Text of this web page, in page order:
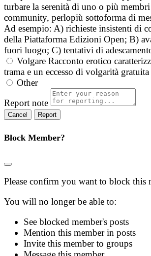
turbare la serenità di uno o più
community, perlopiù sottoforma di
Ad esempio: A) richieste insistenti di
della Piattaforma Edizioni Open; B)
fuori luogo; C) tentativi di
Volgare Racconto erotico
trama e un eccesso di volgarità
Other
Report note
Report
Block Member?
Please confirm you want to block this
You will no longer be able to:
See blocked member's posts
Mention this member in posts
Invite this member to groups